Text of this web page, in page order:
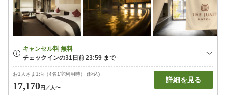
お1人さま1泊（4名1室利用時） (税込)
17,170円 ／人〜
詳細を見る